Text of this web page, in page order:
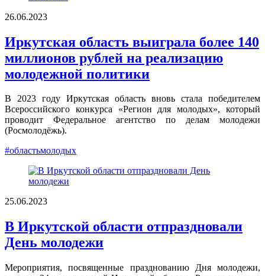
26.06.2023
Иркутская область выиграла более 140
миллионов рублей на реализацию
молодежной политики
В 2023 году Иркутская область вновь стала победителем
Всероссийского конкурса «Регион для молодых», который
проводит Федеральное агентство по делам молодежи
(Росмолодёжь).
#областьмолодых
25.06.2023
В Иркутской области отпраздновали
День молодежи
Мероприятия, посвященные празднованию Дня молодежи,